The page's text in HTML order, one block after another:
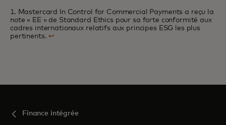
1. Mastercard In Control for Commercial Payments a reçu la
note « EE » de Standard Ethics pour sa forte conformité aux
cadres internationaux relatifs aux principes ESG les plus
pertinents.↩
Finance intégrée